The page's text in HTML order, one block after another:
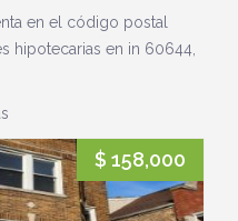
en el código postal
hipotecarias en in 60644,
$ 158,000